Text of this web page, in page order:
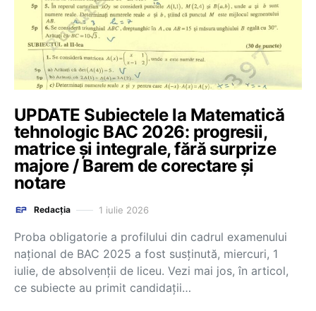
UPDATE Subiectele la Matematică
tehnologic BAC 2026: progresii,
matrice și integrale, fără surprize
majore / Barem de corectare și
notare
Redacția 1 iulie 2026
Proba obligatorie a profilului din cadrul examenului
național de BAC 2025 a fost susținută, miercuri, 1
iulie, de absolvenții de liceu. Vezi mai jos, în articol,
ce subiecte au primit candidații…